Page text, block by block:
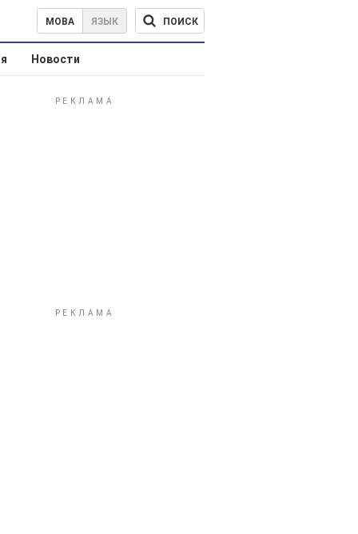
МОВА ЯЗЫК ПОИСК
Новости